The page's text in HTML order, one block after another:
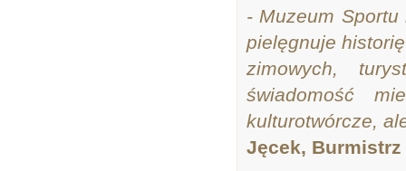
- Muzeum
pielęgnuje
zimowych,
świadomość
kulturotwórcze,
Jęcek, Burmistrz